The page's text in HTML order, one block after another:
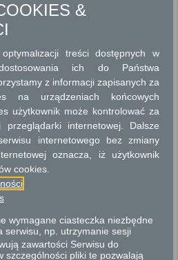
RODZINNE, ZASIŁKI
z tytułu kształcenia i rehabilitacji
z tytułu opieki nad dzieckiem w
z tytułu rozpoczęcia roku szkolnego
z tytułu samotnego wychowywania
z tytułu urodzenia dziecka
z tytułu urodzenia dziecka
opiekuńczego
alimentacyjnego
&
treści dostępnych w
ich do Państwa
z informacji zapisanych za
na urządzeniach końcowych
użytkownik może kontrolować za
przeglądarki internetowej. Dalsze
internetowego bez zmiany
oznacza, iż użytkownik
cookies.
wymagane ciasteczka niezbędne
serwisu, np. utrzymanie sesji
zawartości Serwisu do
szczególności pliki te pozwalają